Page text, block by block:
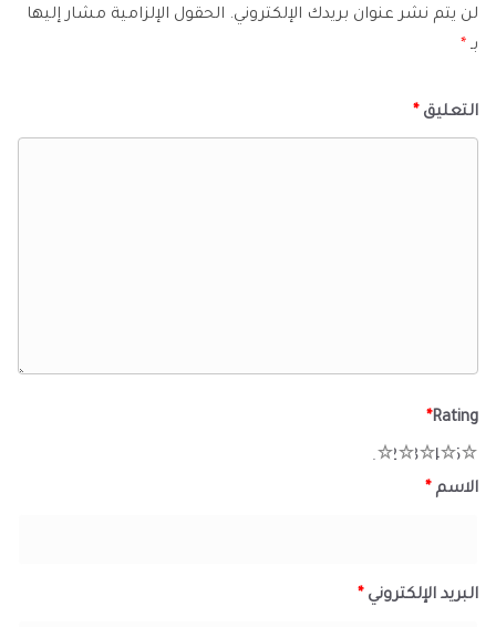
لن يتم نشر عنوان بريدك الإلكتروني. الحقول الإلزامية مشار إليها
بـ *
التعليق *
Rating
*
5
4
3
2
الاسم *
البريد الإلكتروني *